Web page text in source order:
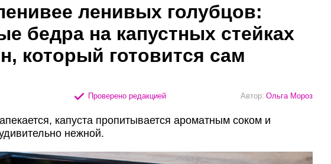
ленивых голубцов:
бедра на капустных стейках
который готовится сам
Проверено редакцией Автор: Ольга Мороз
капуста пропитывается ароматным соком и
нежной.